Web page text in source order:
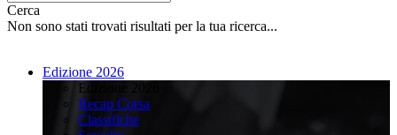
Cerca
Non sono stati trovati risultati per la tua ricerca...
Edizione 2026
Edizione 2026
Recap Corsa
Classifiche